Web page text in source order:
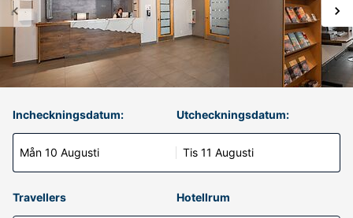
Incheckningsdatum:
Mån 10 Augusti
Utcheckningsdatum:
Tis 11 Augusti
Travellers Hotellrum